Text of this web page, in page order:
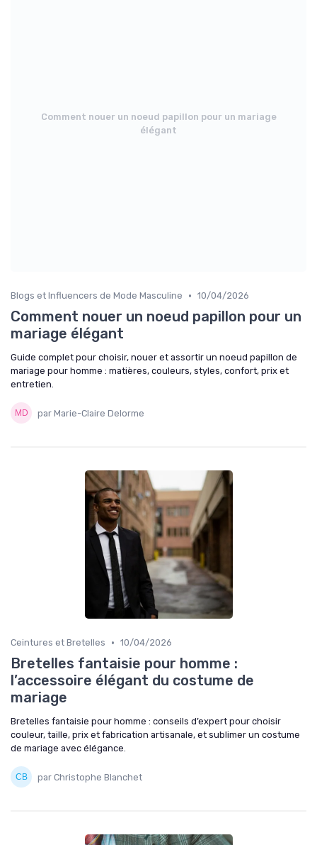
Comment nouer un noeud papillon pour un mariage
élégant
Blogs et Influencers de Mode Masculine • 10/04/2026
Comment nouer un noeud papillon pour un
mariage élégant
Guide complet pour choisir, nouer et assortir un noeud papillon de
mariage pour homme : matières, couleurs, styles, confort, prix et
entretien.
par Marie-Claire Delorme
Ceintures et Bretelles • 10/04/2026
Bretelles fantaisie pour homme :
l’accessoire élégant du costume de
mariage
Bretelles fantaisie pour homme : conseils d’expert pour choisir
couleur, taille, prix et fabrication artisanale, et sublimer un costume
de mariage avec élégance.
par Christophe Blanchet